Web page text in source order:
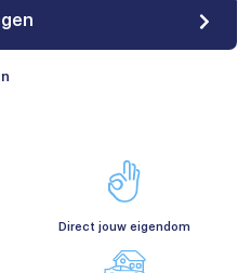
Direct jouw eigendom